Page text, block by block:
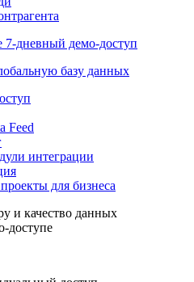
7-дневный демо-доступ
базу данных
Feed
интеграции
для бизнеса
и качество данных
доступе